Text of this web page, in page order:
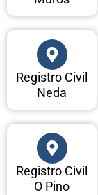
Registro Civil
Neda
Registro Civil
O Pino